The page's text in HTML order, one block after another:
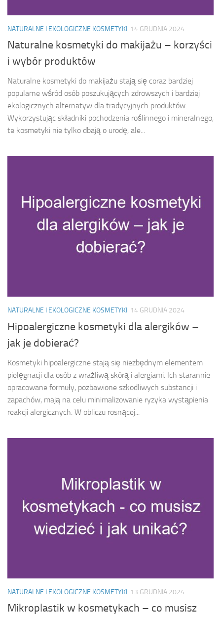
NATURALNE I EKOLOGICZNE KOSMETYKI 14 GRUDNIA 2024
Naturalne kosmetyki do makijażu – korzyści
i wybór produktów
Naturalne kosmetyki do makijażu stają się coraz bardziej
popularne wśród osób poszukujących zdrowszych i bardziej
ekologicznych alternatyw dla tradycyjnych produktów.
Wykorzystując składniki pochodzenia roślinnego i mineralnego,
te kosmetyki nie tylko dbają o urodę, ale...
NATURALNE I EKOLOGICZNE KOSMETYKI 14 GRUDNIA 2024
Hipoalergiczne kosmetyki dla alergików –
jak je dobierać?
Kosmetyki hipoalergiczne stają się niezbędnym elementem
pielęgnacji dla osób z wrażliwą skórą i alergiami. Ich starannie
opracowane formuły, pozbawione szkodliwych substancji i
zapachów, mają na celu minimalizowanie ryzyka wystąpienia
reakcji alergicznych. W obliczu rosnącej...
NATURALNE I EKOLOGICZNE KOSMETYKI 13 GRUDNIA 2024
Mikroplastik w kosmetykach – co musisz